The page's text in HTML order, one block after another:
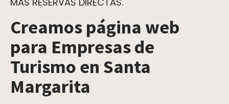
Creamos página web
para Empresas de
Turismo en Santa
Margarita